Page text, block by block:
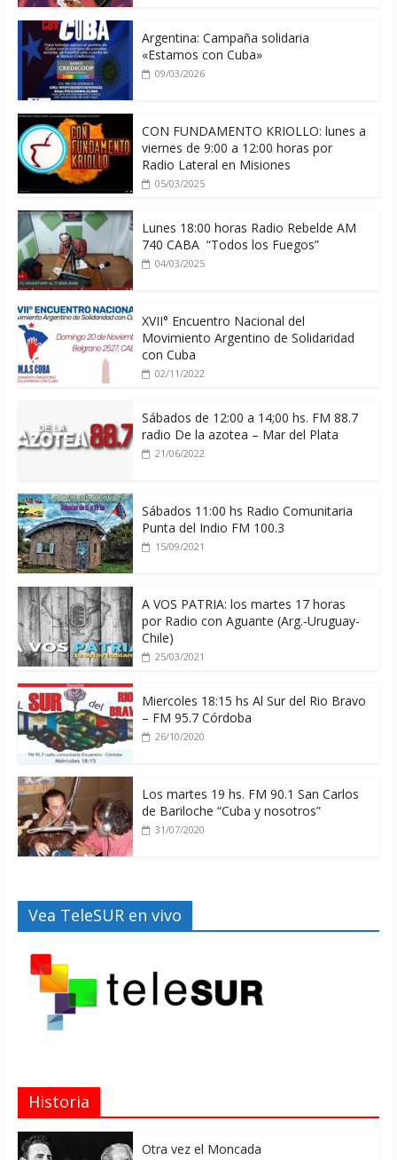
Argentina: Campaña solidaria
«Estamos con Cuba»
09/03/2026
CON FUNDAMENTO KRIOLLO: lunes a
viernes de 9:00 a 12:00 horas por
Radio Lateral en Misiones
05/03/2025
Lunes 18:00 horas Radio Rebelde AM
740 CABA “Todos los Fuegos”
04/03/2025
XVII° Encuentro Nacional del
Movimiento Argentino de Solidaridad
con Cuba
02/11/2022
Sábados de 12:00 a 14;00 hs. FM 88.7
radio De la azotea – Mar del Plata
21/06/2022
Sábados 11:00 hs Radio Comunitaria
Punta del Indio FM 100.3
15/09/2021
A VOS PATRIA: los martes 17 horas
por Radio con Aguante (Arg.-Uruguay-
Chile)
25/03/2021
Miercoles 18:15 hs Al Sur del Rio Bravo
– FM 95.7 Córdoba
26/10/2020
Los martes 19 hs. FM 90.1 San Carlos
de Bariloche “Cuba y nosotros”
31/07/2020
Vea TeleSUR en vivo
Historia
Otra vez el Moncada